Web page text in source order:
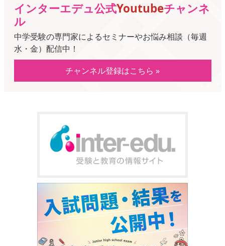
インターエデュ公式Youtubeチャンネ
ル
中学受験の専門家によるセミナーやお悩み相談（毎週
水・金）配信中！
チャンネル登録はこちら »